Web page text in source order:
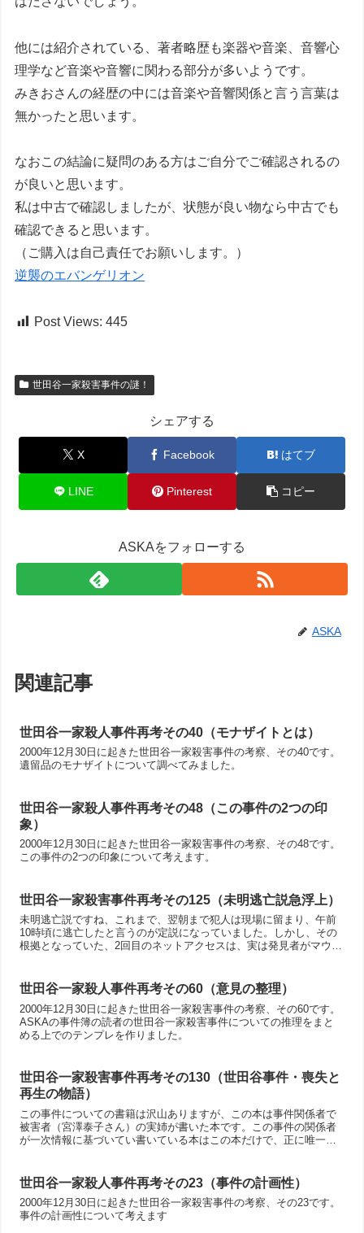
他には紹介されている、著者略歴も楽器や音楽、音響心
理学など音楽や音響に関わる部分が多いようです。
みきおさんの経歴の中には音楽や音響関係と言う言葉は
無かったと思います。
なおこの結論に疑問のある方はご自分でご確認されるの
が良いと思います。
私は中古で確認しましたが、状態が良い物なら中古でも
確認できると思います。
（ご購入は自己責任でお願いします。）
逆襲のエバンゲリオン
Post Views: 445
世田谷一家殺害事件の謎！
シェアする
X Facebook はてブ
LINE Pinterest コピー
ASKAをフォローする
ASKA
関連記事
世田谷一家殺人事件再考その40（モナザイトとは）
2000年12月30日に起きた世田谷一家殺害事件の考察、その40です。
遺留品のモナザイトについて調べてみました。
世田谷一家殺人事件再考その48（この事件の2つの印
象）
2000年12月30日に起きた世田谷一家殺害事件の考察、その48です。
この事件の2つの印象について考えます。
世田谷一家殺害事件再考その125（未明逃亡説急浮上）
未明逃亡説ですね、これまで、翌朝まで犯人は現場に留まり、午前
10時頃に逃亡したと言うのが定説になっていました。しかし、その
根拠となっていた、2回目のネットアクセスは、実は発見者がマウス
世田谷一家殺人事件再考その60（意見の整理）
2000年12月30日に起きた世田谷一家殺害事件の考察、その60です。
ASKAの事件簿の読者の世田谷一家殺害事件についての推理をまと
める上でのテンプレを作りました。
世田谷一家殺害事件再考その130（世田谷事件・喪失と
再生の物語）
この事件についての書籍は沢山ありますが、この本は事件関係者で
被害者（宮澤泰子さん）の実姉が書いた本です。この事件の関係者
が一次情報に基づいてい書いている本はこの本だけで、正に唯一無
はこの「この悲しみの意味を知ることができるなら―世田谷事件・
喪失と再生の物語」ですね。
世田谷一家殺人事件再考その23（事件の計画性）
2000年12月30日に起きた世田谷一家殺害事件の考察、その23です。
事件の計画性について考えます